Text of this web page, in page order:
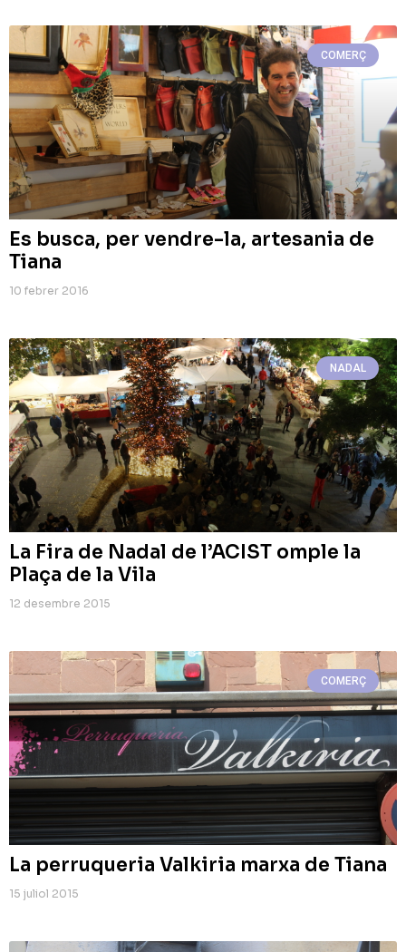
COMERÇ
Es busca, per vendre-la, artesania de
Tiana
10 febrer 2016
NADAL
La Fira de Nadal de l’ACIST omple la
Plaça de la Vila
12 desembre 2015
COMERÇ
La perruqueria Valkiria marxa de Tiana
15 juliol 2015